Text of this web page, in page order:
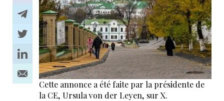
Cette annonce a été faite par la présidente de
la CE, Ursula von der Leyen, sur X.